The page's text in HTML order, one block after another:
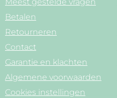
Meest gestelde vragen
Betalen
Retourneren
Contact
Garantie en klachten
Algemene voorwaarden
Cookies instellingen